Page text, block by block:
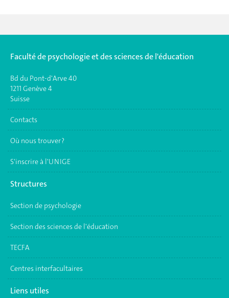
Faculté de psychologie et des sciences de l'éducation
Bd du Pont-d'Arve 40
1211 Genève 4
Suisse
Contacts
Où nous trouver ?
S'inscrire à l'UNIGE
Structures
Section de psychologie
Section des sciences de l'éducation
TECFA
Centres interfacultaires
Liens utiles